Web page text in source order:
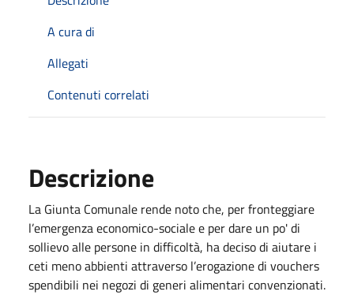
A cura di
Allegati
Contenuti correlati
Descrizione
La Giunta Comunale rende noto che, per fronteggiare
l’emergenza economico-sociale e per dare un po' di
sollievo alle persone in difficoltà, ha deciso di aiutare i
ceti meno abbienti attraverso l’erogazione di vouchers
spendibili nei negozi di generi alimentari convenzionati.